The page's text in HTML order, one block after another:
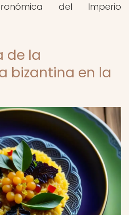
del Imperio
de la
bizantina en la